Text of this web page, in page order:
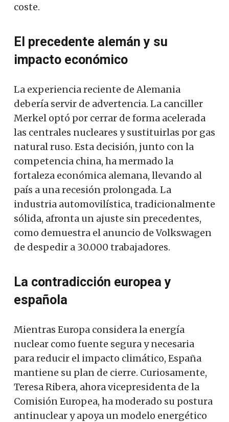
coste.
El precedente alemán y su
impacto económico
La experiencia reciente de Alemania
debería servir de advertencia. La canciller
Merkel optó por cerrar de forma acelerada
las centrales nucleares y sustituirlas por gas
natural ruso. Esta decisión, junto con la
competencia china, ha mermado la
fortaleza económica alemana, llevando al
país a una recesión prolongada. La
industria automovilística, tradicionalmente
sólida, afronta un ajuste sin precedentes,
como demuestra el anuncio de Volkswagen
de despedir a 30.000 trabajadores.
La contradicción europea y
española
Mientras Europa considera la energía
nuclear como fuente segura y necesaria
para reducir el impacto climático, España
mantiene su plan de cierre. Curiosamente,
Teresa Ribera, ahora vicepresidenta de la
Comisión Europea, ha moderado su postura
antinuclear y apoya un modelo energético